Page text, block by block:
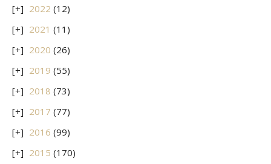
2022 (12)
2021 (11)
2020 (26)
2019 (55)
2018 (73)
2017 (77)
2016 (99)
2015 (170)